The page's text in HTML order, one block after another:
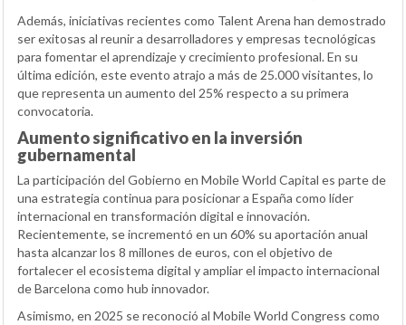
Además, iniciativas recientes como Talent Arena han demostrado
ser exitosas al reunir a desarrolladores y empresas tecnológicas
para fomentar el aprendizaje y crecimiento profesional. En su
última edición, este evento atrajo a más de 25.000 visitantes, lo
que representa un aumento del 25% respecto a su primera
convocatoria.
Aumento significativo en la inversión
gubernamental
La participación del Gobierno en Mobile World Capital es parte de
una estrategia continua para posicionar a España como líder
internacional en transformación digital e innovación.
Recientemente, se incrementó en un 60% su aportación anual
hasta alcanzar los 8 millones de euros, con el objetivo de
fortalecer el ecosistema digital y ampliar el impacto internacional
de Barcelona como hub innovador.
Asimismo, en 2025 se reconoció al Mobile World Congress como